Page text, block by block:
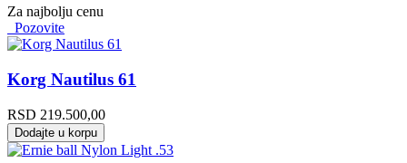
Za najbolju cenu
Pozovite
Korg Nautilus 61
RSD 219.500,00
Dodajte u korpu